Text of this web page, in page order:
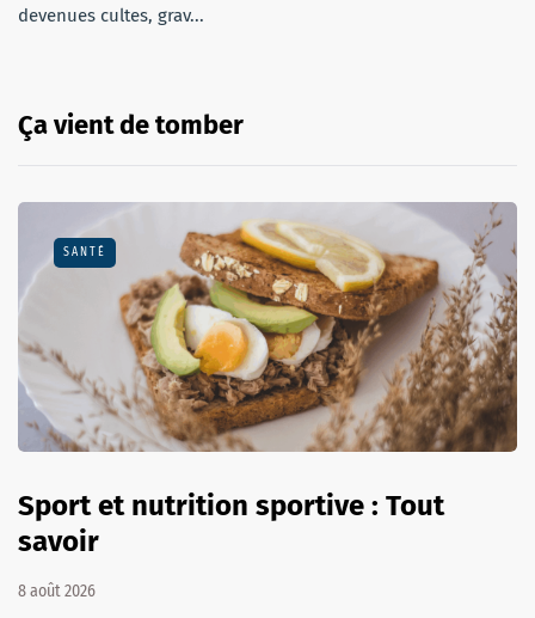
devenues cultes, grav...
Ça vient de tomber
SANTÉ
Sport et nutrition sportive : Tout
savoir
8 août 2026